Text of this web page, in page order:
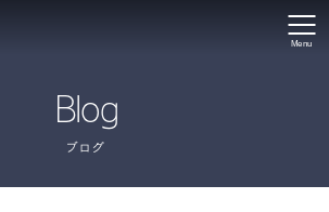
Menu
Blog
ブログ